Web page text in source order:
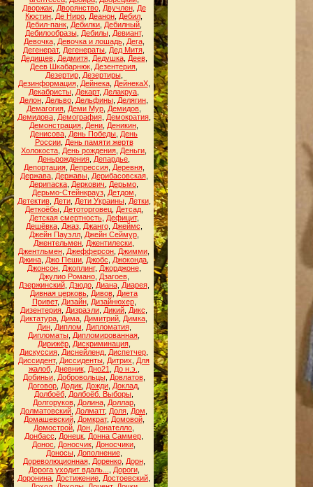
Дворжак, Дворянство, Двучлен, Де
Кюстин Де Ниро Деанон Дебил
Дебил-панк Дебилки Дебилный
Дебилообразы, Дебилы, Девиант,
Девочка, Девочка и лошадь, Дега,
Дегенерат, Дегенераты Дед Митя
Дедищев, Дедмитя, Дедушка, Деев,
Деев Шкабарнюк Дезентерия
Дезертир, Дезертиры,
Дезинформация, Дейнека, ДейнекаХ,
Декабристы Декарт, Делакруа
Делон Дельво Дельфины Делягин
Демагогия Деми Мур Демидов
Демидова, Демография, Демократия,
Демонстрация Дени Деникин
Денисова День Победы День
России, День памяти жертв
Холокоста День рождения Деньги
Деньрождения Депардье
Депортация, Депрессия, Деревня,
Держава, Державы, Дерибасовская,
Дерипаска Деркович Дерьмо
Дерьмо-Стейнкрауз, Детдом
Детектив, Дети, Дети Украины, Детки,
Деткоёбы, Детоторговец, Детсад,
Детская смертность, Дефицит,
Дешёвка, Джаз, Джанго, Джеймс
Джейн Пауэлл, Джейн Сеймур,
Джентельмен Джентилески
Джентльмен Джефферсон Джимми
Джина Джо Пеши Джобс Джоконда
Джонсон, Джоплинг, Джорджоне,
Джулио Романо, Дзагоев,
Дзержинский, Дзюдо, Диана, Диарея,
Дивная церковь Дивов Диета
Привет, Дизайн, Дизайнюхер,
Дизентерия Дизраэли Дикий Дикс
Диктатура Дима Димитрий Димка
Дин, Диплом Дипломатия,
Дипломаты Дипломированная
Дирижёр, Дискриминация,
Дискуссия Диснейленд Диспетчер
Диссидент, Диссиденты Дитрих
Для
жалоб, Дневник, Дно21 До н.э.
Добиньи, Добровольцы, Довлатов,
Договор Додик Дожди Доклад
Долбоёб Долбоёб. Выборы
Долгоруков, Долина, Доллар,
Долматовский Долматт, Доля Дом
Домашевский, Домкрат, Домовой,
Домострой Дон Донателло
Донбасс
Донецк Донна Саммер
Донос
Доносчик Доносчики
Доносы, Дополнение,
Дореволюционная, Доренко, Дорн,
Дорога уходит вдаль...
Дороги,
Доронина Достижение Достоевский